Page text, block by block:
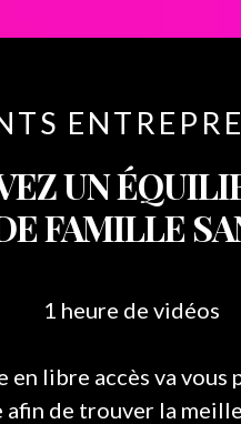
UN
FAMILLE
1 heure de vidéos
libre accès va vous
afin de trouver la